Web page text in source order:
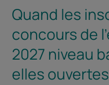
Quand les
concours de
2027 niveau
elles